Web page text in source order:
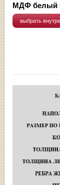
МДФ белый
выбрать